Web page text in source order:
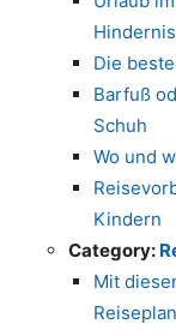
Die
Barfuß
Schuh
Wo und
Kindern
Category:
Mit